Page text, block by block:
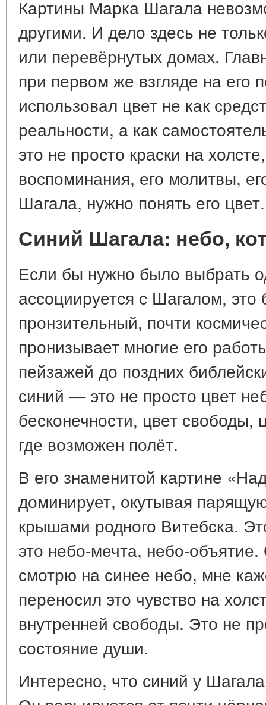
Картины Марка Шагала
другими. И дело здесь не
или перевёрнутых домах.
при первом же взгляде на его
использовал цвет не как
реальности, а как
это не просто краски на
воспоминания, его молитвы,
Шагала, нужно понять его цвет.
Синий Шагала: небо,
Если бы нужно было выбрать
ассоциируется с Шагалом,
пронзительный, почти
пронизывает многие его
пейзажей до поздних
синий — это не просто цвет
бесконечности, цвет свободы,
где возможен полёт.
В его знаменитой картине
доминирует, окутывая
крышами родного Витебска.
это небо-мечта, небо-
смотрю на синее небо, мне
переносил это чувство на
внутренней свободы. Это не
состояние души.
Интересно, что синий у